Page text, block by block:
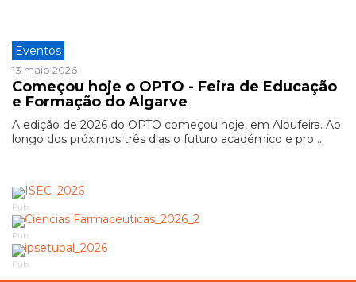
Eventos
13 maio 2026
Começou hoje o OPTO - Feira de Educação
e Formação do Algarve
A edição de 2026 do OPTO começou hoje, em Albufeira. Ao
longo dos próximos três dias o futuro académico e pro ...
Pub
Pub
Pub